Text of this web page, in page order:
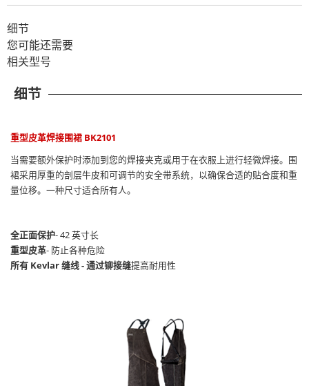
细节
您可能还需要
相关型号
细节
重型皮革焊接围裙 BK2101
当需要额外保护时添加到您的焊接夹克或用于在衣服上进行轻微焊接。围
裙采用厚重的剖层牛皮和可调节的安全带系统，以确保合适的贴合度和重
量位移。一种尺寸适合所有人。
全正面保护- 42 英寸长
重型皮革- 防止各种危险
所有 Kevlar 缝线 - 通过铆接缝提高耐用性